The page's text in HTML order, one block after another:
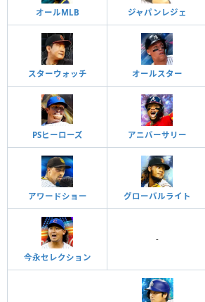
オールMLB ジャパンレジェ
スターウォッチ オールスター
PSヒーローズ アニバーサリー
アワードショー グローバルライト
今永セレクション
-